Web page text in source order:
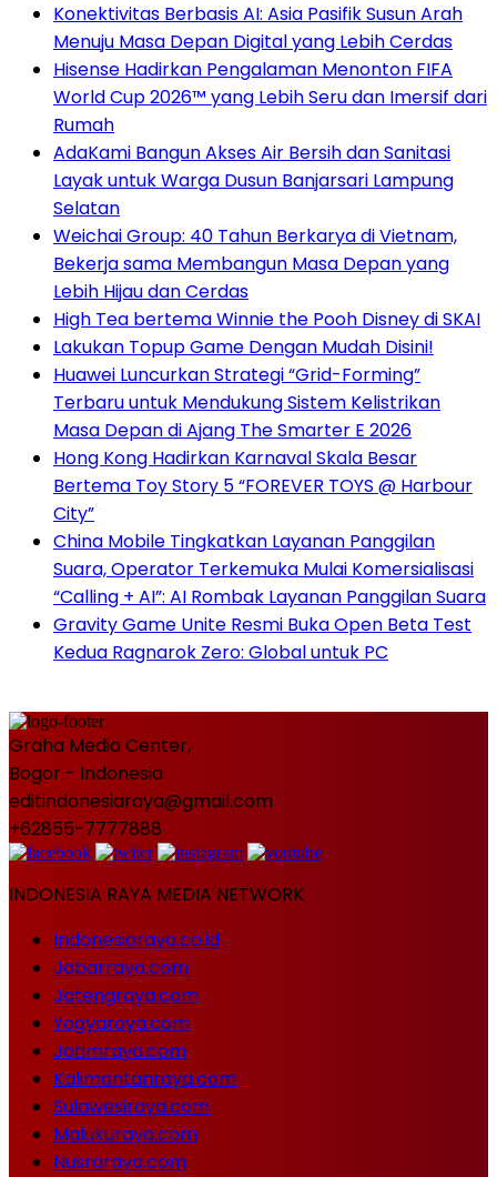
Konektivitas Berbasis AI: Asia Pasifik Susun Arah
Menuju Masa Depan Digital yang Lebih Cerdas
Hisense Hadirkan Pengalaman Menonton FIFA
World Cup 2026™ yang Lebih Seru dan Imersif dari
Rumah
AdaKami Bangun Akses Air Bersih dan Sanitasi
Layak untuk Warga Dusun Banjarsari Lampung
Selatan
Weichai Group: 40 Tahun Berkarya di Vietnam,
Bekerja sama Membangun Masa Depan yang
Lebih Hijau dan Cerdas
High Tea bertema Winnie the Pooh Disney di SKAI
Lakukan Topup Game Dengan Mudah Disini!
Huawei Luncurkan Strategi “Grid-Forming”
Terbaru untuk Mendukung Sistem Kelistrikan
Masa Depan di Ajang The Smarter E 2026
Hong Kong Hadirkan Karnaval Skala Besar
Bertema Toy Story 5 “FOREVER TOYS @ Harbour
City”
China Mobile Tingkatkan Layanan Panggilan
Suara, Operator Terkemuka Mulai Komersialisasi
“Calling + AI”: AI Rombak Layanan Panggilan Suara
Gravity Game Unite Resmi Buka Open Beta Test
Kedua Ragnarok Zero: Global untuk PC
Graha Media Center,
Bogor - Indonesia
editindonesiaraya@gmail.com
+62855-7777888
INDONESIA RAYA MEDIA NETWORK
Indonesiaraya.co.id
Jabarraya.com
Jatengraya.com
Yogyaraya.com
Jatimraya.com
Kalimantanraya.com
Sulawesiraya.com
Malukuraya.com
Nusraraya.com